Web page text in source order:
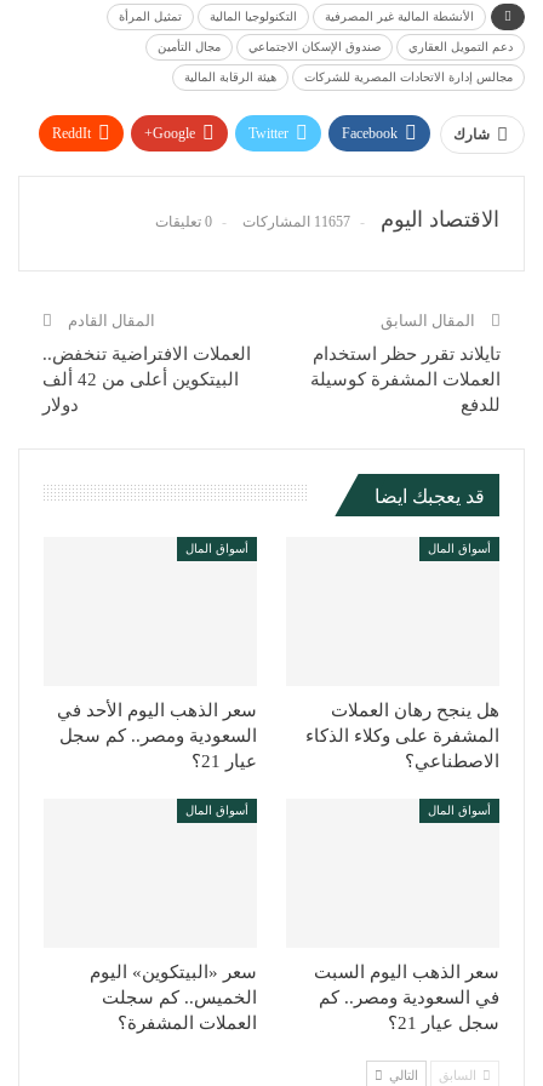
الأنشطة المالية غير المصرفية التكنولوجيا المالية تمثيل المرأة
دعم التمويل العقاري صندوق الإسكان الاجتماعي مجال التأمين
مجالس إدارة الاتحادات المصرية للشركات هيئة الرقابة المالية
شارك Facebook
Twitter
Google+
ReddIt
الاقتصاد اليوم 11657 المشاركات 0 تعليقات
المقال السابق
تايلاند تقرر حظر استخدام
العملات المشفرة كوسيلة
للدفع
المقال القادم
العملات الافتراضية تنخفض..
البيتكوين أعلى من 42 ألف
دولار
قد يعجبك ايضا
أسواق المال
هل ينجح رهان العملات
المشفرة على وكلاء الذكاء
الاصطناعي؟
أسواق المال
سعر الذهب اليوم الأحد في
السعودية ومصر.. كم سجل
عيار 21؟
أسواق المال
سعر الذهب اليوم السبت
في السعودية ومصر.. كم
سجل عيار 21؟
أسواق المال
سعر «البيتكوين» اليوم
الخميس.. كم سجلت
العملات المشفرة؟
السابق التالي